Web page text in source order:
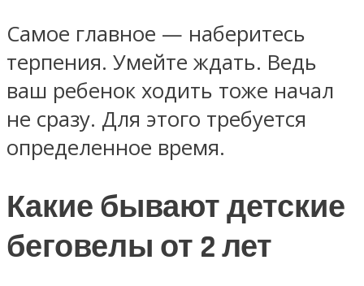
Самое главное — наберитесь
терпения. Умейте ждать. Ведь
ваш ребенок ходить тоже начал
не сразу. Для этого требуется
определенное время.
Какие бывают детские
беговелы от 2 лет